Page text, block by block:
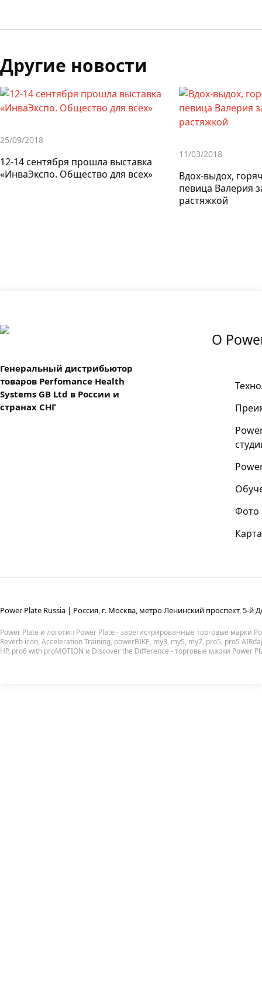
Другие новости
25/09/2018
12-14 сентября прошла выставка
«ИнваЭкспо. Общество для всех»
11/03/2018
Вдох-выдох,
певица Валерия
растяжкой
Генеральный дистрибьютор
товаров Perfomance Health
Systems GB Ltd в России и
странах СНГ
О
Фото
Power Plate Russia | Россия, г. Москва, метро Ленинский проспект, 5-
Power Plate и логотип Power Plate - зарегистрированные торговые марки
Reverb icon, Acceleration Training, powerBIKE, my3, my5, my7, pro5, pro5
HP, pro6 with proMOTION и Discover the Difference - торговые марки Power